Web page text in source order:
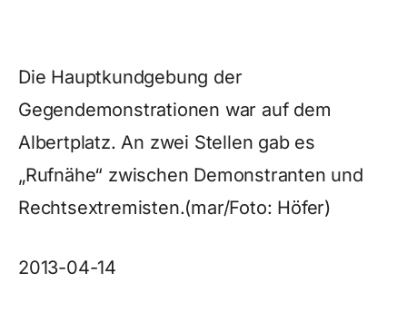
Die Hauptkundgebung der
Gegendemonstrationen war auf dem
Albertplatz. An zwei Stellen gab es
„Rufnähe“ zwischen Demonstranten und
Rechtsextremisten.(mar/Foto: Höfer)
2013-04-14